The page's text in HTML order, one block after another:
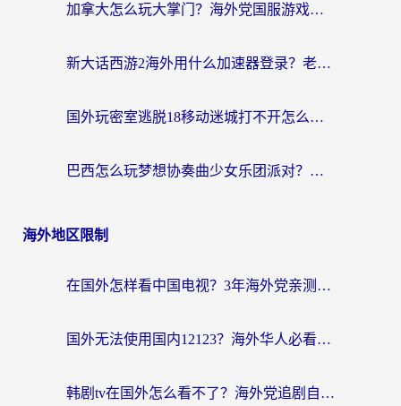
加拿大怎么玩大掌门？海外党国服游戏加速避坑指南（附实用工具推荐）
新大话西游2海外用什么加速器登录？老玩家亲测有效的国服游戏加速指南
国外玩密室逃脱18移动迷城打不开怎么办？海外玩家亲测有效的解决指南
巴西怎么玩梦想协奏曲少女乐团派对？海外党必看的国服游戏加速全攻略（附波兰天涯明月刀实用技巧）
海外地区限制
在国外怎样看中国电视？3年海外党亲测有效的追剧加速器指南
国外无法使用国内12123？海外华人必看：选对回国加速器，解决迪拜语音+12123访问难题
韩剧tv在国外怎么看不了？海外党追剧自由的终极解决方案来了